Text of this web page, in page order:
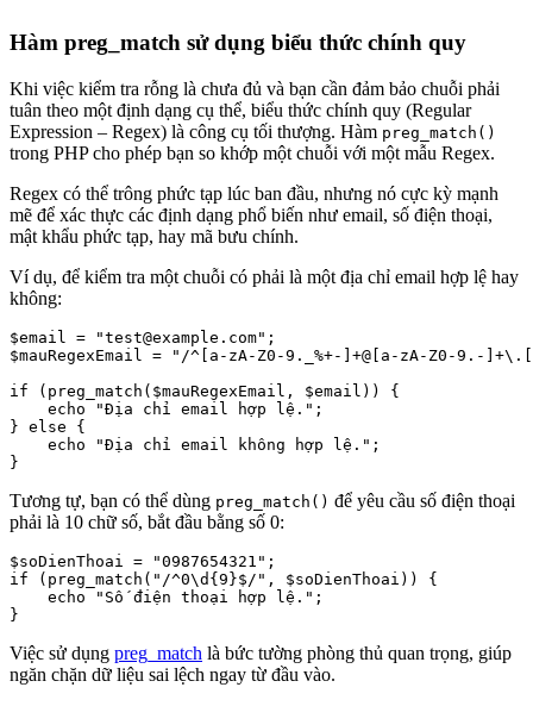
Hàm preg_match sử dụng biểu thức chính quy
Khi việc kiểm tra rỗng là chưa đủ và bạn cần đảm bảo chuỗi phải
tuân theo một định dạng cụ thể, biểu thức chính quy (Regular
Expression – Regex) là công cụ tối thượng. Hàm preg_match()
trong PHP cho phép bạn so khớp một chuỗi với một mẫu Regex.
Regex có thể trông phức tạp lúc ban đầu, nhưng nó cực kỳ mạnh
mẽ để xác thực các định dạng phổ biến như email, số điện thoại,
mật khẩu phức tạp, hay mã bưu chính.
Ví dụ, để kiểm tra một chuỗi có phải là một địa chỉ email hợp lệ hay
không:
$email = "test@example.com";
$mauRegexEmail = "/^[a-zA-Z0-9._%+-]+@[a-zA-Z0-9.-
if (preg_match($mauRegexEmail, $email)) {
    echo "Địa chỉ email hợp lệ.";
} else {
    echo "Địa chỉ email không hợp lệ.";
Tương tự, bạn có thể dùng preg_match() để yêu cầu số điện thoại
phải là 10 chữ số, bắt đầu bằng số 0:
$soDienThoai = "0987654321";
if (preg_match("/^0\d{9}$/", $soDienThoai)) {
    echo "Số điện thoại hợp lệ.";
Việc sử dụng preg_match là bức tường phòng thủ quan trọng, giúp
ngăn chặn dữ liệu sai lệch ngay từ đầu vào.